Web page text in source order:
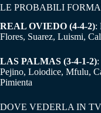
LE PROBABILI
REAL OVIEDO (4-4-2):
Flores, Suarez, Luismi,
LAS PALMAS (3-4-1-2)
Pejino, Loiodice, Mfulu,
Pimienta
DOVE VEDERLA IN TV